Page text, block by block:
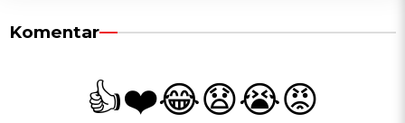
Komentar
👍❤️😂😧😭😡